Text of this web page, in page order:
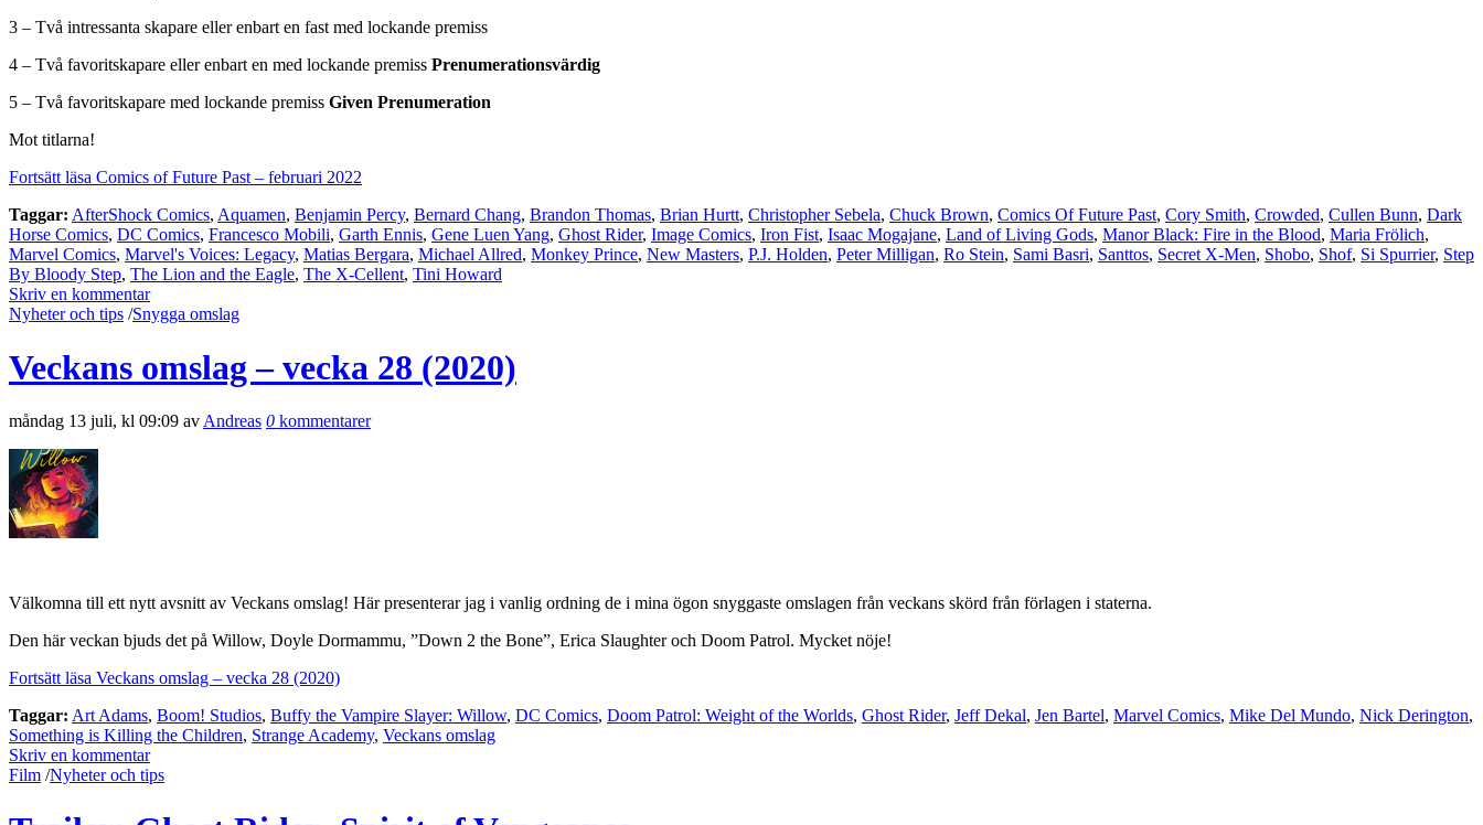
3 – Två intressanta skapare eller enbart en fast med lockande premiss
4 – Två favoritskapare eller enbart en med lockande premiss Prenumerationsvärdig
5 – Två favoritskapare med lockande premiss Given Prenumeration
Mot titlarna!
Fortsätt läsa Comics of Future Past – februari 2022
Taggar: AfterShock Comics, Aquamen, Benjamin Percy, Bernard Chang, Brandon Thomas, Brian Hurtt, Christopher Sebela, Chuck Brown, Comics Of Future Past, Cory Smith, Crowded, Cullen Bunn, Dark
Horse Comics, DC Comics, Francesco Mobili, Garth Ennis, Gene Luen Yang, Ghost Rider, Image Comics, Iron Fist, Isaac Mogajane, Land of Living Gods, Manor Black: Fire in the Blood, Maria Frölich,
Marvel Comics, Marvel's Voices: Legacy, Matias Bergara, Michael Allred, Monkey Prince, New Masters, P.J. Holden, Peter Milligan, Ro Stein, Sami Basri, Santtos, Secret X-Men, Shobo, Shof, Si Spurrier, Step
By Bloody Step, The Lion and the Eagle, The X-Cellent, Tini Howard
Skriv en kommentar
Nyheter och tips /Snygga omslag
Veckans omslag – vecka 28 (2020)
måndag 13 juli, kl 09:09 avAndreas 0 kommentarer
Välkomna till ett nytt avsnitt av Veckans omslag! Här presenterar jag i vanlig ordning de i mina ögon snyggaste omslagen från veckans skörd från förlagen i staterna.
Den här veckan bjuds det på Willow, Doyle Dormammu, ”Down 2 the Bone”, Erica Slaughter och Doom Patrol. Mycket nöje!
Fortsätt läsa Veckans omslag – vecka 28 (2020)
Taggar: Art Adams, Boom! Studios, Buffy the Vampire Slayer: Willow, DC Comics, Doom Patrol: Weight of the Worlds, Ghost Rider, Jeff Dekal, Jen Bartel, Marvel Comics, Mike Del Mundo, Nick Derington,
Something is Killing the Children, Strange Academy, Veckans omslag
Skriv en kommentar
Film /Nyheter och tips